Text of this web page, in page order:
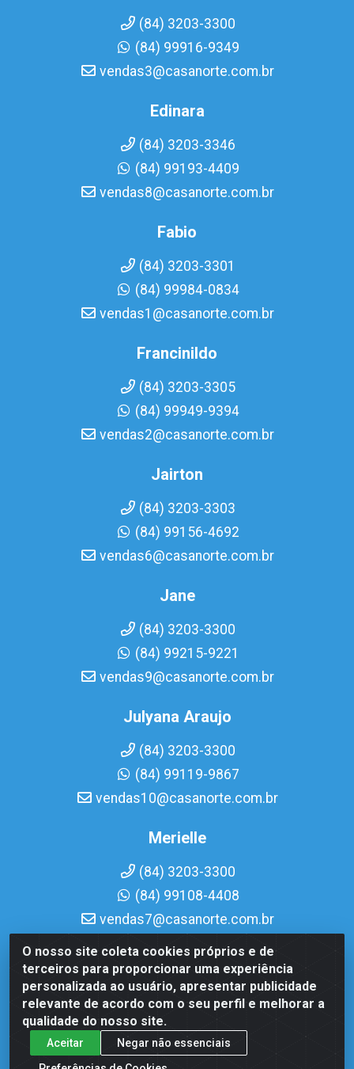
O nosso site coleta cookies próprios e de
terceiros para proporcionar uma experiência
personalizada ao usuário, apresentar publicidade
relevante de acordo com o seu perfil e melhorar a
qualidade do nosso site.
Aceitar
Negar não essenciais
(84) 3203-3300
(84) 99916-9349
vendas3@casanorte.com.br
Edinara
(84) 3203-3346
(84) 99193-4409
vendas8@casanorte.com.br
Fabio
(84) 3203-3301
(84) 99984-0834
vendas1@casanorte.com.br
Francinildo
(84) 3203-3305
(84) 99949-9394
vendas2@casanorte.com.br
Jairton
(84) 3203-3303
(84) 99156-4692
vendas6@casanorte.com.br
Jane
(84) 3203-3300
(84) 99215-9221
vendas9@casanorte.com.br
Julyana Araujo
(84) 3203-3300
(84) 99119-9867
vendas10@casanorte.com.br
Merielle
(84) 3203-3300
(84) 99108-4408
vendas7@casanorte.com.br
Casa Norte LTDA - Av. Interventor Mário Câmara, 1815 -
Dix-Sept Rosado, Natal/RN - CEP 59054-600 - CNPJ
08.713.513/0001-51